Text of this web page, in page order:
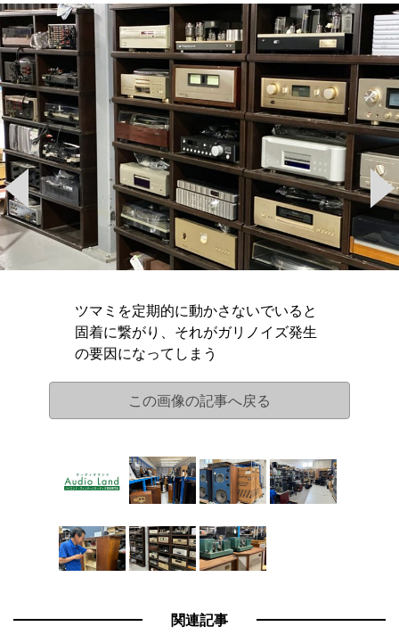
ツマミを定期的に動かさないでいると
固着に繋がり、それがガリノイズ発生
の要因になってしまう
この画像の記事へ戻る
関連記事